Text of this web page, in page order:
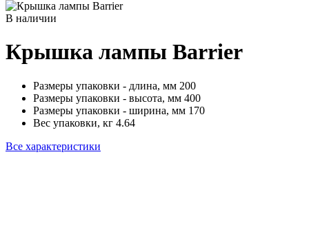
В наличии
Крышка лампы Barrier
Размеры упаковки - длина, мм 200
Размеры упаковки - высота, мм 400
Размеры упаковки - ширина, мм 170
Вес упаковки, кг 4.64
Все характеристики